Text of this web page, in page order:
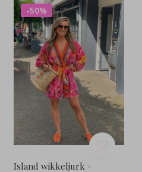
-50%
Island wikkeljurk -